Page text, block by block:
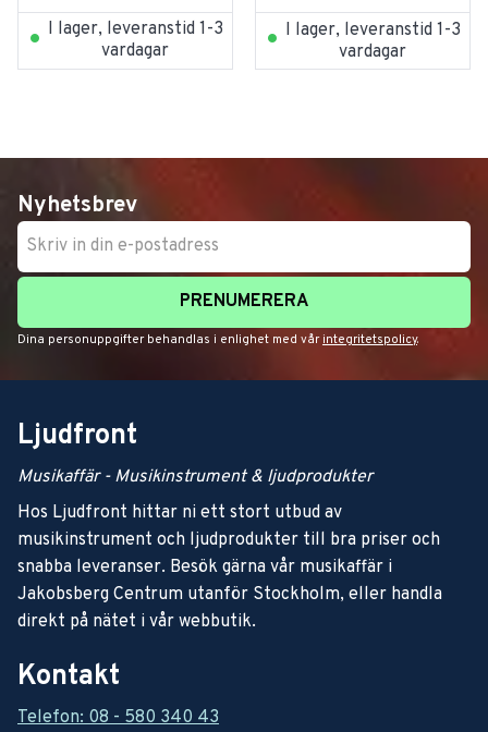
I lager, leveranstid 1-3
vardagar
I lager, leveranstid 1-3
vardagar
Nyhetsbrev
PRENUMERERA
Dina personuppgifter behandlas i enlighet med vår integritetspolicy.
Ljudfront
Musikaffär - Musikinstrument & ljudprodukter
Hos Ljudfront hittar ni ett stort utbud av
musikinstrument och ljudprodukter till bra priser och
snabba leveranser. Besök gärna vår musikaffär i
Jakobsberg Centrum utanför Stockholm, eller handla
direkt på nätet i vår webbutik.
Kontakt
Telefon: 08 - 580 340 43